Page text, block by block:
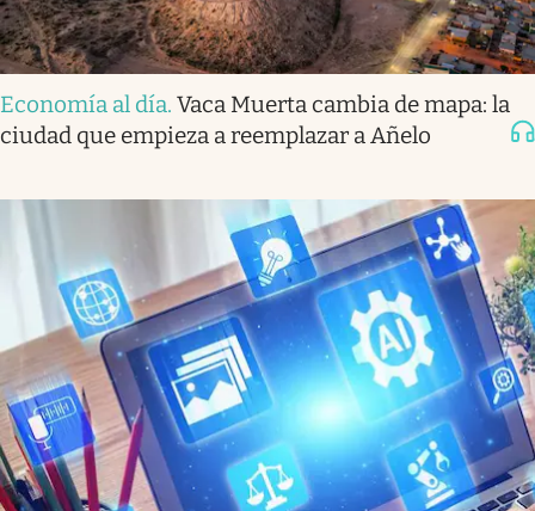
Economía al día. Vaca Muerta cambia de mapa: la
ciudad que empieza a reemplazar a Añelo